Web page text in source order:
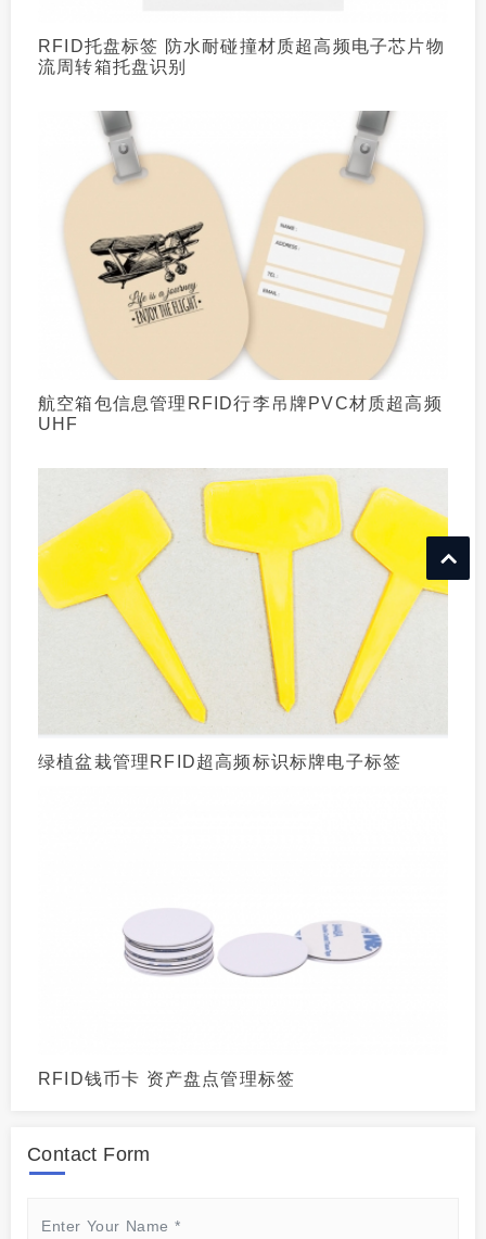
RFID托盘标签 防水耐碰撞材质超高频电子芯片物
流周转箱托盘识别
航空箱包信息管理RFID行李吊牌PVC材质超高频
UHF
绿植盆栽管理RFID超高频标识标牌电子标签
RFID钱币卡 资产盘点管理标签
Contact Form